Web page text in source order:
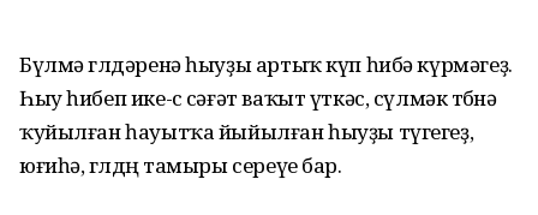
Бүлмә гөлдәренә һыуҙы артыҡ күп һибә күрмәгеҙ.
Һыу һибеп ике-өс сәғәт ваҡыт үткәс, сүлмәк төбөнә
ҡуйылған һауытҡа йыйылған һыуҙы түгегеҙ,
юғиһә, гөлдөң тамыры сереүе бар.